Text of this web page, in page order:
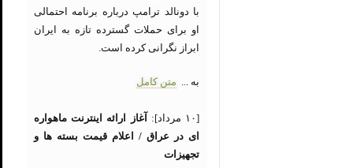
با دونالد ترامپ درباره برنامه احتمالی
او برای حملات گسترده تازه به ایران
ابراز نگرانی کرده است.
به ... متن کامل
[۱۰ مرداد]:
آغاز ارائه اینترنت ماهواره
ای در عراق / اعلام قیمت بسته ها و
تجهیزات